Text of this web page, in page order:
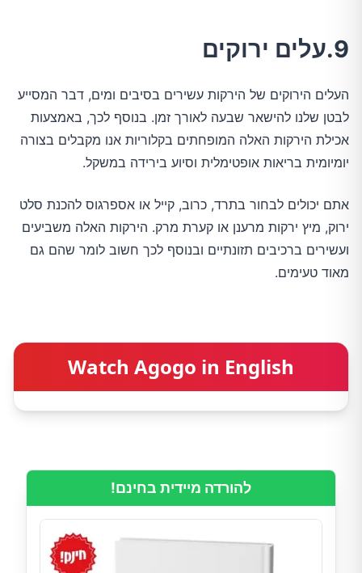
9.עלים ירוקים
העלים הירוקים של הירקות עשירים בסיבים ומים, דבר המסייע
לבטן שלנו להישאר שבעה לאורך זמן. בנוסף לכך, באמצעות
אכילת הירקות האלה המופחתים בקלוריות אנו מקבלים בצורה
יומיומית בריאות אופטימלית וסיוע בירידה במשקל.
אתם יכולים לבחור בתרד, כרוב, קייל או אספרגוס להכנת סלט
ירוק, מיץ ירקות מרענן או קערת מרק. הירקות האלה משביעים
ועשירים ברכיבים תזונתיים ובנוסף לכך חשוב לומר שהם גם
מאוד טעימים.
Watch Agogo in English
להורדה מיידית בחינם!